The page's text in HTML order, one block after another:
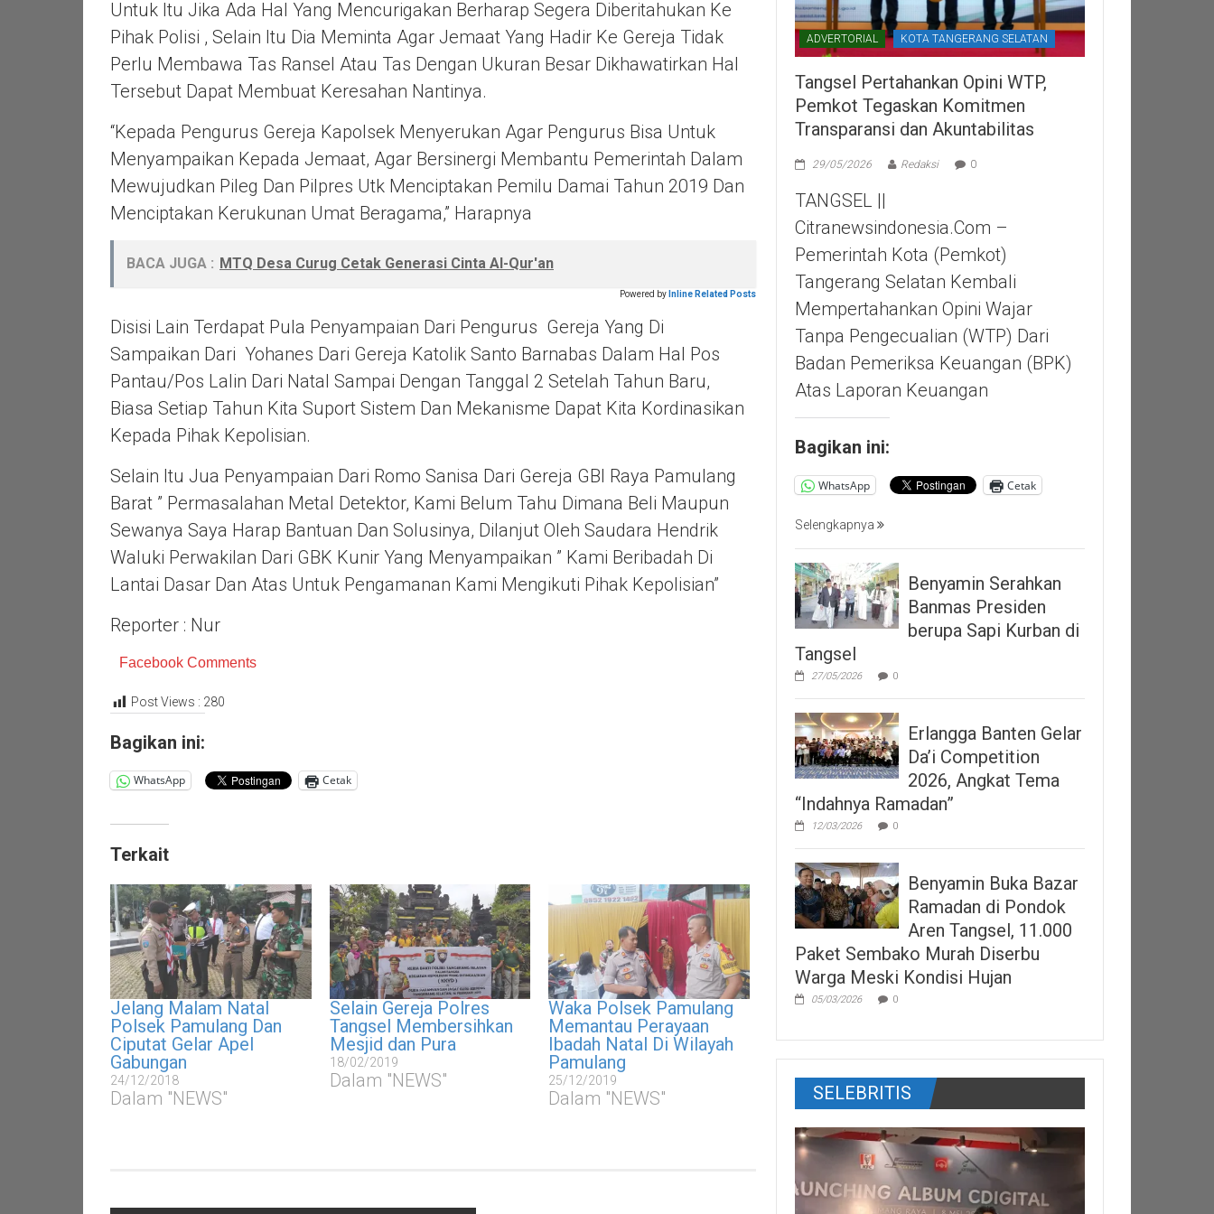
Untuk Itu Jika Ada Hal Yang Mencurigakan Berharap Segera Diberitahukan Ke
Pihak Polisi , Selain Itu Dia Meminta Agar Jemaat Yang Hadir Ke Gereja Tidak
Perlu Membawa Tas Ransel Atau Tas Dengan Ukuran Besar Dikhawatirkan Hal
Tersebut Dapat Membuat Keresahan Nantinya.
“Kepada Pengurus Gereja Kapolsek Menyerukan Agar Pengurus Bisa Untuk
Menyampaikan Kepada Jemaat, Agar Bersinergi Membantu Pemerintah Dalam
Mewujudkan Pileg Dan Pilpres Utk Menciptakan Pemilu Damai Tahun 2019 Dan
Menciptakan Kerukunan Umat Beragama,” Harapnya
BACA JUGA : MTQ Desa Curug Cetak Generasi Cinta Al-Qur'an
Powered by Inline Related Posts
Disisi Lain Terdapat Pula Penyampaian Dari Pengurus Gereja Yang Di
Sampaikan Dari Yohanes Dari Gereja Katolik Santo Barnabas Dalam Hal Pos
Pantau/pos Lalin Dari Natal Sampai Dengan Tanggal 2 Setelah Tahun Baru,
Biasa Setiap Tahun Kita Suport Sistem Dan Mekanisme Dapat Kita Kordinasikan
Kepada Pihak Kepolisian.
Selain Itu Jua Penyampaian Dari Romo Sanisa Dari Gereja GBI Raya Pamulang
Barat ” Permasalahan Metal Detektor, Kami Belum Tahu Dimana Beli Maupun
Sewanya Saya Harap Bantuan Dan Solusinya, Dilanjut Oleh Saudara Hendrik
Waluki Perwakilan Dari GBK Kunir Yang Menyampaikan ” Kami Beribadah Di
Lantai Dasar Dan Atas Untuk Pengamanan Kami Mengikuti Pihak Kepolisian”
Reporter : Nur
Facebook Comments
Post Views : 280
Bagikan ini:
WhatsApp Cetak
Terkait
Jelang Malam Natal
Polsek Pamulang Dan
Ciputat Gelar Apel
Gabungan
24/12/2018
Dalam "NEWS"
Selain Gereja Polres
Tangsel Membersihkan
Mesjid dan Pura
18/02/2019
Dalam "NEWS"
Waka Polsek Pamulang
Memantau Perayaan
Ibadah Natal Di Wilayah
Pamulang
25/12/2019
Dalam "NEWS"
ADVERTORIAL KOTA TANGERANG SELATAN
Tangsel Pertahankan Opini WTP,
Pemkot Tegaskan Komitmen
Transparansi dan Akuntabilitas
29/05/2026 Redaksi 0
TANGSEL ||
Citranewsindonesia.com –
Pemerintah Kota (Pemkot)
Tangerang Selatan Kembali
Mempertahankan Opini Wajar
Tanpa Pengecualian (WTP) Dari
Badan Pemeriksa Keuangan (BPK)
Atas Laporan Keuangan
Bagikan ini:
WhatsApp Cetak
Selengkapnya
Benyamin Serahkan
Banmas Presiden
berupa Sapi Kurban di
Tangsel
27/05/2026 0
Erlangga Banten Gelar
Da’i Competition
2026, Angkat Tema
“Indahnya Ramadan”
12/03/2026 0
Benyamin Buka Bazar
Ramadan di Pondok
Aren Tangsel, 11.000
Paket Sembako Murah Diserbu
Warga Meski Kondisi Hujan
05/03/2026 0
SELEBRITIS